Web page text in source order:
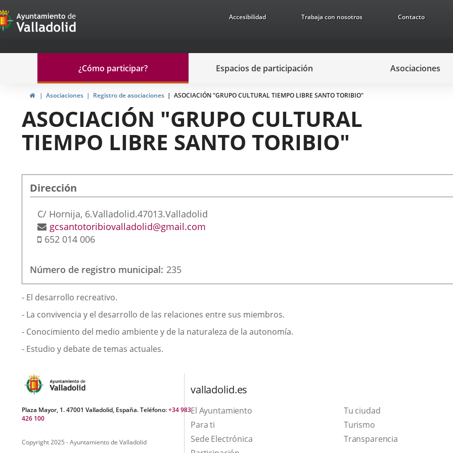
Portal
de
Participación
Accesibilidad Trabaja con nosotros Contacto
navegación
Participación
¿Cómo participar? Espacios de participación Asociaciones
HomeAsociaciones Registro de asociaciones ASOCIACIÓN "GRUPO CULTURAL TIEMPO LIBRE SANTO TORIBIO"
ASOCIACIÓN "GRUPO CULTURAL
TIEMPO LIBRE SANTO TORIBIO"
Dirección
Postal
address
C/ Hornija, 6.Valladolid.47013.Valladolid
Email
gcsantotoribiovalladolid@gmail.com
Mobile
652 014 006
Número de registro municipal 235
Finalidad
de
asociación
- El desarrollo recreativo.
- La convivencia y el desarrollo de las relaciones entre sus miembros.
- Conocimiento del medio ambiente y de la naturaleza de la autonomía.
- Estudio y debate de temas actuales.
Plaza Mayor, 1. 47001 Valladolid, España. Teléfono:+34 983
426 100
Copyright 2025 - Ayuntamiento de Valladolid
valladolid.es
El Ayuntamiento
Tu ciudad
Para ti
TurismoThis
link
Sede ElectrónicaLink
Transparencia